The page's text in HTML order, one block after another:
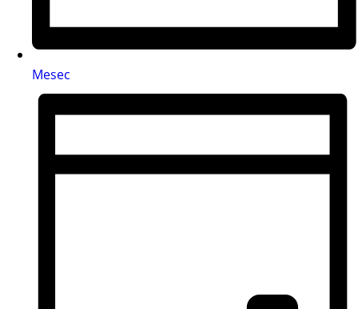
Mesec